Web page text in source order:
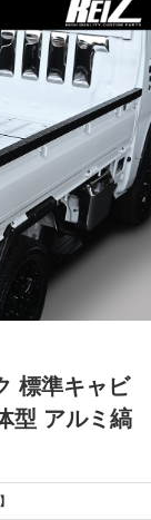
標準キャビ
型 アルミ縞